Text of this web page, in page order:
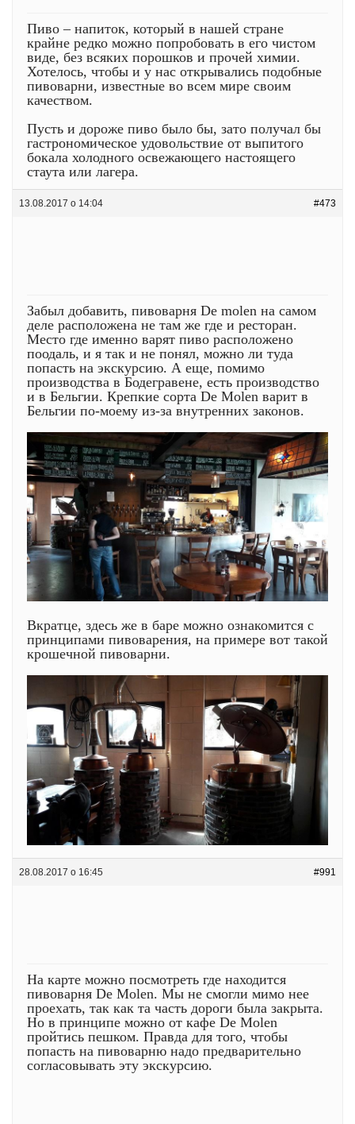
Пиво – напиток, который в нашей стране
крайне редко можно попробовать в его чистом
виде, без всяких порошков и прочей химии.
Хотелось, чтобы и у нас открывались подобные
пивоварни, известные во всем мире своим
качеством.
Пусть и дороже пиво было бы, зато получал бы
гастрономическое удовольствие от выпитого
бокала холодного освежающего настоящего
стаута или лагера.
13.08.2017 о 14:04 #473
Забыл добавить, пивоварня De molen на самом
деле расположена не там же где и ресторан.
Место где именно варят пиво расположено
поодаль, и я так и не понял, можно ли туда
попасть на экскурсию. А еще, помимо
производства в Бодегравене, есть производство
и в Бельгии. Крепкие сорта De Molen варит в
Бельгии по-моему из-за внутренних законов.
Вкратце, здесь же в баре можно ознакомится с
принципами пивоварения, на примере вот такой
крошечной пивоварни.
28.08.2017 о 16:45 #991
На карте можно посмотреть где находится
пивоварня De Molen. Мы не смогли мимо нее
проехать, так как та часть дороги была закрыта.
Но в принципе можно от кафе De Molen
пройтись пешком. Правда для того, чтобы
попасть на пивоварню надо предварительно
согласовывать эту экскурсию.